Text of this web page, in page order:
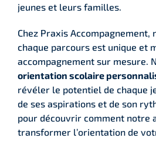
jeunes et leurs familles.
Chez Praxis Accompagnement,
chaque parcours est unique et
accompagnement sur mesure.
orientation scolaire
révéler le potentiel de chaque
de ses aspirations et de son
pour découvrir comment notre
transformer l’orientation de